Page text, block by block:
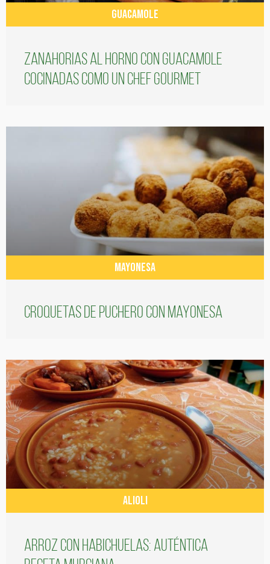
GUACAMOLE
Zanahorias al horno con guacamole
cocinadas como un chef gourmet
MAYONESA
Croquetas de puchero con Mayonesa
ALIOLI
Arroz con habichuelas: auténtica